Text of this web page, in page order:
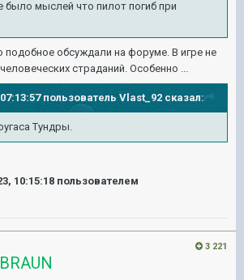
было мыслей что пилот погиб при
подобное обсуждали на форуме. В игре не
страданий. Особенно ...
пользователь Vlast_92 сказал:
Тундры.
10:15:18 пользователем
3 221